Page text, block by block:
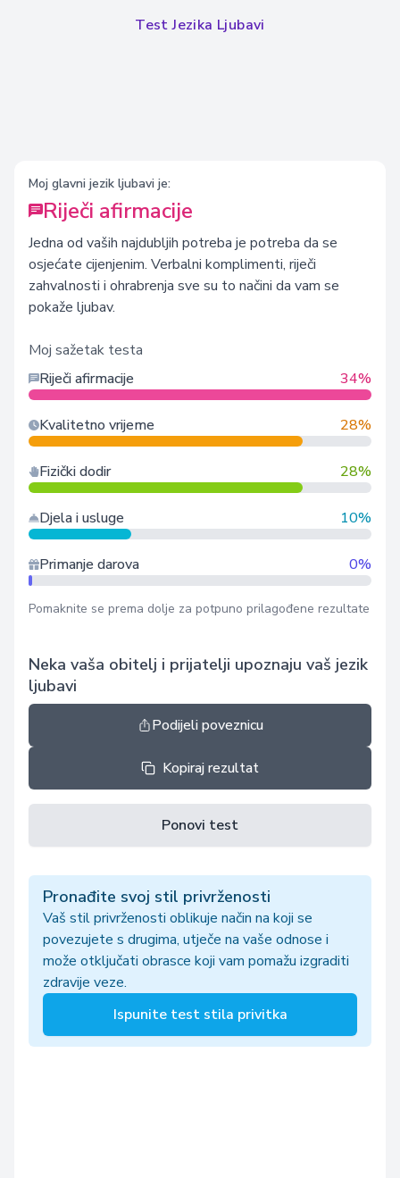
Test Jezika Ljubavi
Moj glavni jezik ljubavi je:
Riječi afirmacije
Jedna od vaših najdubljih potreba je potreba da se
osjećate cijenjenim. Verbalni komplimenti, riječi
zahvalnosti i ohrabrenja sve su to načini da vam se
pokaže ljubav.
Moj sažetak testa
Riječi afirmacije
34%
Kvalitetno vrijeme 28%
Fizički dodir 28%
Djela i usluge 10%
Primanje darova 0%
Pomaknite se prema dolje za potpuno prilagođene rezultate
Neka vaša obitelj i prijatelji upoznaju vaš jezik
ljubavi
Podijeli poveznicu
Kopiraj rezultat
Ponovi test
Pronađite svoj stil privrženosti
Vaš stil privrženosti oblikuje način na koji se
povezujete s drugima, utječe na vaše odnose i
može otključati obrasce koji vam pomažu izgraditi
zdravije veze.
Ispunite test stila privitka